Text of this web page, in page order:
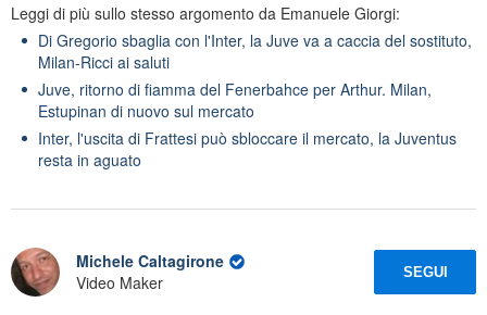
Leggi di più sullo stesso argomento da Emanuele Giorgi:
Di Gregorio sbaglia con l'Inter, la Juve va a caccia del sostituto,
Milan-Ricci ai saluti
Juve, ritorno di fiamma del Fenerbahce per Arthur. Milan,
Estupinan di nuovo sul mercato
Inter, l'uscita di Frattesi può sbloccare il mercato, la Juventus
resta in aguato
Michele Caltagirone
Video Maker
SEGUI